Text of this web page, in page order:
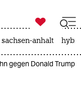

taz zahl ich
anhalt
gegen Donald Trump